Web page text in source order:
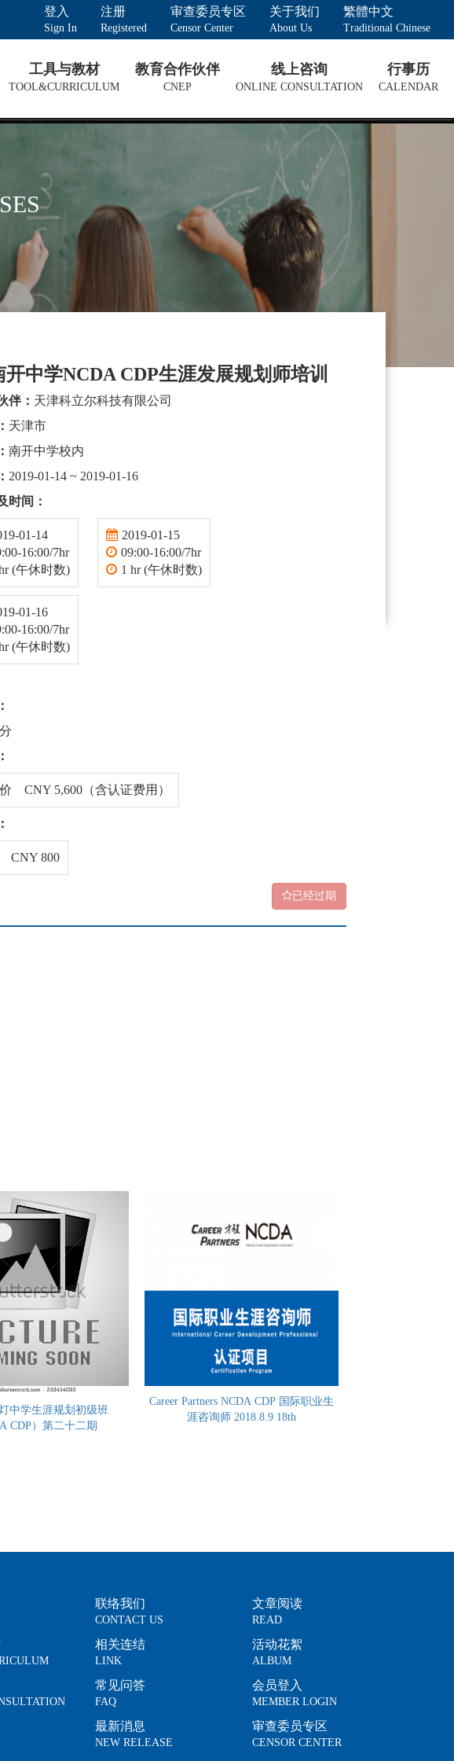
登入
Sign In
注册
Registered
审查委员专区
Censor Center
关于我们
About Us
繁體中文
Traditional Chinese
工具与教材
TOOL&CURRICULUM
教育合作伙伴
CNEP
线上咨询
ONLINE CONSULTATION
行事历
CALENDAR
开中学NCDA CDP生涯发展规划师培训
伴： 天津科立尔科技有限公司
天津市
南开中学校内
2019-01-14 ~ 2019-01-16
时间：
01-14
16:00/7hr
(午休时数)
2019-01-15
09:00-16:00/7hr
1 hr (午休时数)
01-16
16:00/7hr
(午休时数)
CNY 5,600（含认证费用）
CNY 800
已经过期
中学生涯规划初级班
CDP）第二十二期
Career Partners NCDA CDP 国际职业生
涯咨询师 2018.8.9 18th
联络我们
CONTACT US
相关连结
LINK
常见问答
FAQ
最新消息
NEW RELEASE
文章阅读
READ
活动花絮
ALBUM
会员登入
MEMBER LOGIN
审查委员专区
CENSOR CENTER